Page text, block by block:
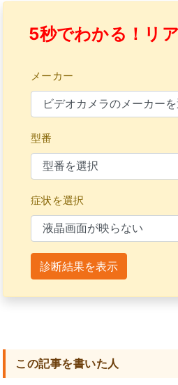
5秒でわかる！リ
メーカー
型番
症状を選択
診断結果を表示
この記事を書いた人